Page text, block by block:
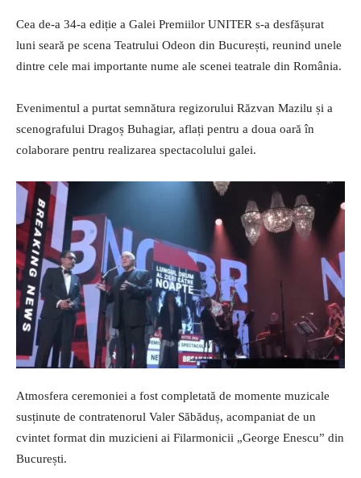
Cea de-a 34-a ediție a Galei Premiilor UNITER s-a desfășurat
luni seară pe scena Teatrului Odeon din București, reunind unele
dintre cele mai importante nume ale scenei teatrale din România.
Evenimentul a purtat semnătura regizorului Răzvan Mazilu și a
scenografului Dragoș Buhagiar, aflați pentru a doua oară în
colaborare pentru realizarea spectacolului galei.
Atmosfera ceremoniei a fost completată de momente muzicale
susținute de contratenorul Valer Săbăduș, acompaniat de un
cvintet format din muzicieni ai Filarmonicii „George Enescu” din
București.